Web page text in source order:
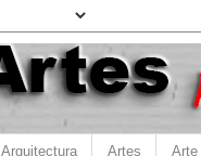
Arquitectura Artes Arte